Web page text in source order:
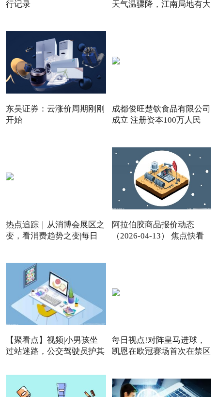
行记录 天气温骤降，江南局地有大
东吴证券：云涨价周期刚刚
开始
成都俊旺楚钦食品有限公司
成立 注册资本100万人民
热点追踪｜从消博会展区之
变，看消费趋势之变|每日
阿拉伯胶商品报价动态
（2026-04-13） 焦点快看
【聚看点】视频|小男孩坐
过站迷路，公交驾驶员护其
每日视点!对阵皇马进球，
凯恩在欧冠赛场首次在禁区